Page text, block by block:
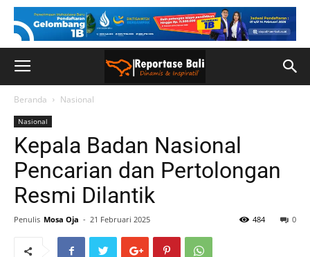
Beranda Nasional
Nasional
Kepala Badan Nasional
Pencarian dan Pertolongan
Resmi Dilantik
Penulis Mosa Oja - 21 Februari 2025 0
484